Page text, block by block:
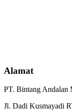
Alamat
PT. Bintang Andalan
Jl. Dadi Kusmayadi